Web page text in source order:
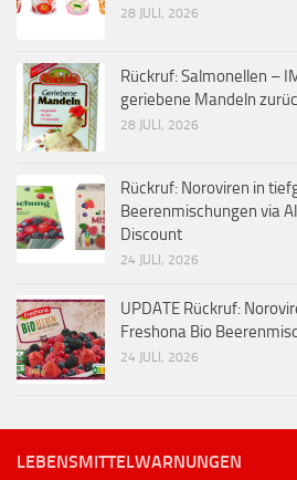
28 JULI, 2026
Rückruf: Salmonellen –
geriebene Mandeln
28 JULI, 2026
Rückruf: Noroviren in
Beerenmischungen via
Discount
24 JULI, 2026
UPDATE Rückruf:
Freshona Bio
24 JULI, 2026
LEBENSMITTELWARNUNGEN